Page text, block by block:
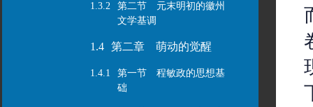
1.3.2
第二节 元末明初的徽州
文学基调
1.4 第二章 萌动的觉醒
1.4.1
第一节 程敏政的思想基
础